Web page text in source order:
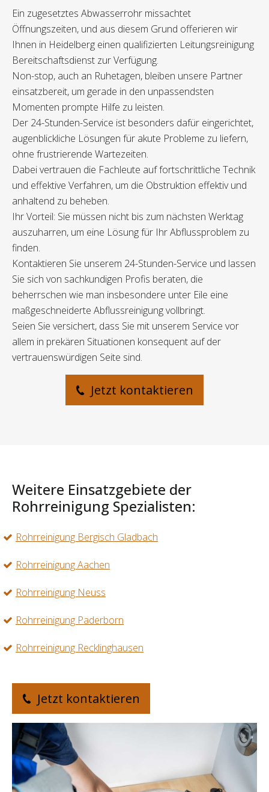
Ein zugesetztes Abwasserrohr missachtet
Öffnungszeiten, und aus diesem Grund offerieren wir
Ihnen in Heidelberg einen qualifizierten Leitungsreinigung
Bereitschaftsdienst zur Verfügung.
Non-stop, auch an Ruhetagen, bleiben unsere Partner
einsatzbereit, um gerade in den unpassendsten
Momenten prompte Hilfe zu leisten.
Der 24-Stunden-Service ist besonders dafür eingerichtet,
augenblickliche Lösungen für akute Probleme zu liefern,
ohne frustrierende Wartezeiten.
Dabei vertrauen die Fachleute auf fortschrittliche Technik
und effektive Verfahren, um die Obstruktion effektiv und
anhaltend zu beheben.
Ihr Vorteil: Sie müssen nicht bis zum nächsten Werktag
auszuharren, um eine Lösung für Ihr Abflussproblem zu
finden.
Kontaktieren Sie unserem 24-Stunden-Service und lassen
Sie sich von sachkundigen Profis beraten, die
beherrschen wie man insbesondere unter Eile eine
maßgeschneiderte Abflussreinigung vollbringt.
Seien Sie versichert, dass Sie mit unserem Service vor
allem in prekären Situationen konsequent auf der
vertrauenswürdigen Seite sind.
Jetzt kontaktieren
Weitere Einsatzgebiete der
Rohrreinigung Spezialisten:
Rohrreinigung Bergisch Gladbach
Rohrreinigung Aachen
Rohrreinigung Neuss
Rohrreinigung Paderborn
Rohrreinigung Recklinghausen
Jetzt kontaktieren